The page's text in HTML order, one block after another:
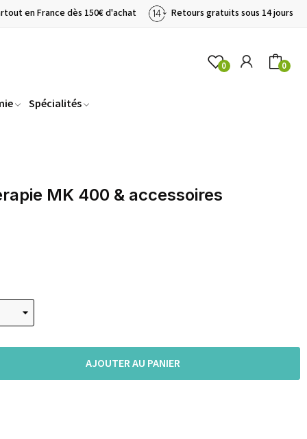
en France dès 150€ d'achat Retours gratuits sous 14 jours
0 0
Spécialités
MK 400 & accessoires
AJOUTER AU PANIER